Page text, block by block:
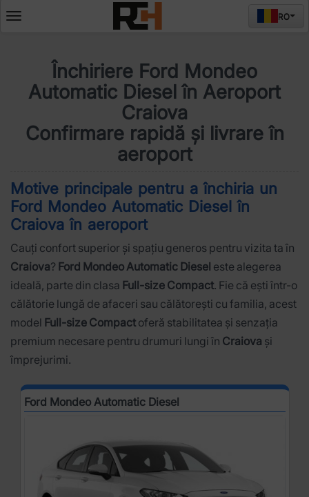
Deschide
RO
Închiriere Ford Mondeo
Automatic Diesel în Aeroport
Craiova
Confirmare rapidă și livrare în
aeroport
Motive principale pentru a închiria un
Ford Mondeo Automatic Diesel în
Craiova în aeroport
Cauți confort superior și spațiu generos pentru vizita ta în
Craiova? Ford Mondeo Automatic Diesel este alegerea
ideală, parte din clasa Full-size Compact. Fie că ești într-o
călătorie lungă de afaceri sau călătorești cu familia, acest
model Full-size Compact oferă stabilitatea și senzația
premium necesare pentru drumuri lungi în Craiova și
împrejurimi.
Ford Mondeo Automatic Diesel